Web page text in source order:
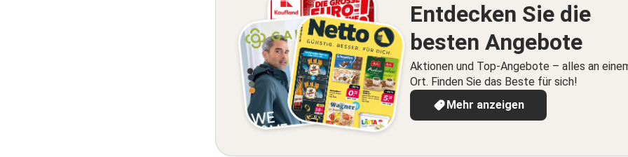
Entdecken Sie die
besten Angebote
Aktionen und Top-Angebote – alles an
Ort. Finden Sie das Beste für sich!
Mehr anzeigen